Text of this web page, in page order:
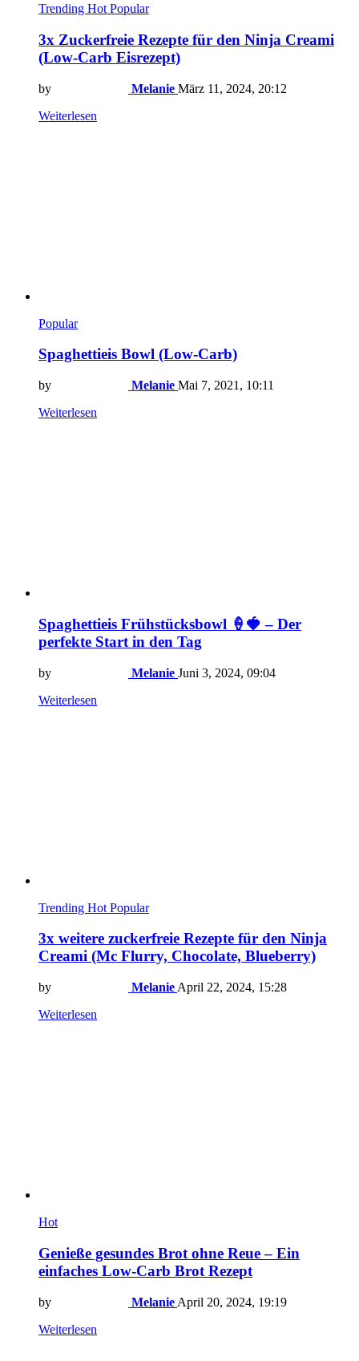
Trending Hot Popular
3x Zuckerfreie Rezepte für den Ninja Creami
(Low-Carb Eisrezept)
by Melanie März 11, 2024, 20:12
Weiterlesen
Popular
Spaghettieis Bowl (Low-Carb)
by Melanie Mai 7, 2021, 10:11
Weiterlesen
Spaghettieis Frühstücksbowl 🍦🍓 – Der
perfekte Start in den Tag
by Melanie Juni 3, 2024, 09:04
Weiterlesen
Trending Hot Popular
3x weitere zuckerfreie Rezepte für den Ninja
Creami (Mc Flurry, Chocolate, Blueberry)
by Melanie April 22, 2024, 15:28
Weiterlesen
Hot
Genieße gesundes Brot ohne Reue – Ein
einfaches Low-Carb Brot Rezept
by Melanie April 20, 2024, 19:19
Weiterlesen